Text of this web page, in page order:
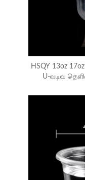
HSQY 13oz
U-வடிவ